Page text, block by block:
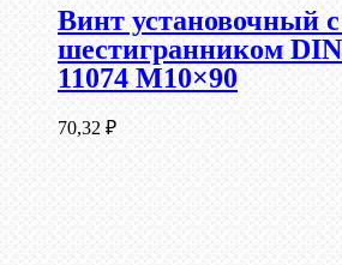
Винт установочный
шестигранником
11074 М10×90
70,32 ₽